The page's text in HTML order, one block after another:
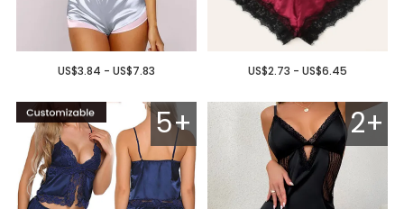
US$2.73 - US$6.45
US$3.84 - US$7.83
2+
5+